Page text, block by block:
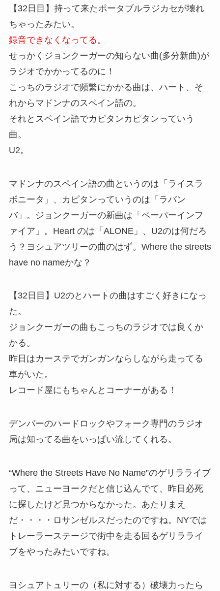
【32日目】持って来たポータブルラジカセが壊れ
ちゃったみたい。
録音できなくなってる。
せっかくジョンクーガーの知らない曲(多分新曲)が
ラジオでかかってるのに！
こっちのラジオで頻繁にかかる曲は、ハート、そ
れからマドンナのスペイン語の。
それとスペイン語でカピタンカピタンっていう
曲。
U2。
マドンナのスペイン語の曲というのは「ライスラ
ボニータ」、カピタンっていうのは「ラバン
バ」。ジョンクーガーの新曲は「ペーパーインフ
ァイア」。Heart のは「ALONE」、U2のは何だろ
う？ヨシュアツリーの曲のはず。Where the streets
have no nameかな？
【32日目】U2のとハートの曲はすごく好きになっ
た。
ジョンクーガーの曲もこっちのラジオでは良くか
かる。
昨日はカーステでガンガンならしながら走ってる
車がいた。
レコード屋にもちゃんとコーナーがある！
デンバーのハードロックやフォーク専門のラジオ
局は知ってる曲をいっぱい流してくれる。
“Where the Streets Have No Name”のゲリラライブ
って、ニューヨークだと信じ込んでて、昨日必死
に探したけど見つからなかった。あたりまえ
だ・・・・ロサンゼルスだったのですね。NYでは
トレーラーステージで街中を走る回るゲリラライ
ブをやったみたいですね。
ヨシュアトュリーの（私に対する）破壊力ったら